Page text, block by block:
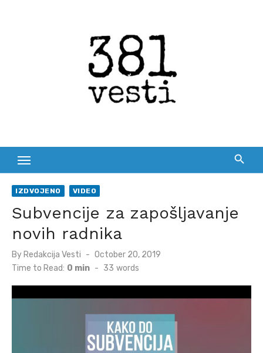
IZDVOJENO VIDEO
Subvencije za zapošljavanje
novih radnika
By Redakcija Vesti
Posted
October 20, 2019
Time to Read: 0 min - 33 words